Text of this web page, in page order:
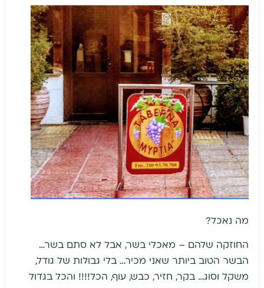
מה נאכל?
החוזקה שלהם – מאכלי בשר, אבל לא סתם בשר…
הבשר הטוב ביותר שאני מכיר… בלי גבולות של גודל,
משקל וסוג… בקר, חזיר, כבש, עוף, הכל!!!! והכל בגדול